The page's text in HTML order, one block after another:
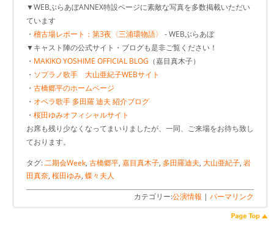
▼WEBぶらあぼANNEX特設ページに素敵な写真を多数掲載いただい
ています
・ 稽古場レポート：第3夜〈三浦環物語〉 - WEBぶらあぼ
▼キャスト陣の公式サイト・ブログも是非ご覧ください！
・ MAKIKO YOSHIME OFFICIAL BLOG （嘉目真木子）
・ ソプラノ歌手 大山亜紀子WEBサイト
・ 古橋郷平のホームページ
・ オペラ歌手 多田羅 迪夫 紹介ブログ
・ 桜田ゆみオフィシャルサイト
お席も残り少なくなってまいりましたが、一同、ご来場をお待ち致し
ております。
タグ:二期会Week, 古橋郷平, 嘉目真木子, 多田羅迪夫, 大山亜紀子, 岩
田真奈, 桜田ゆみ, 蝶々夫人
カテゴリー:公演情報 | パーマリンク